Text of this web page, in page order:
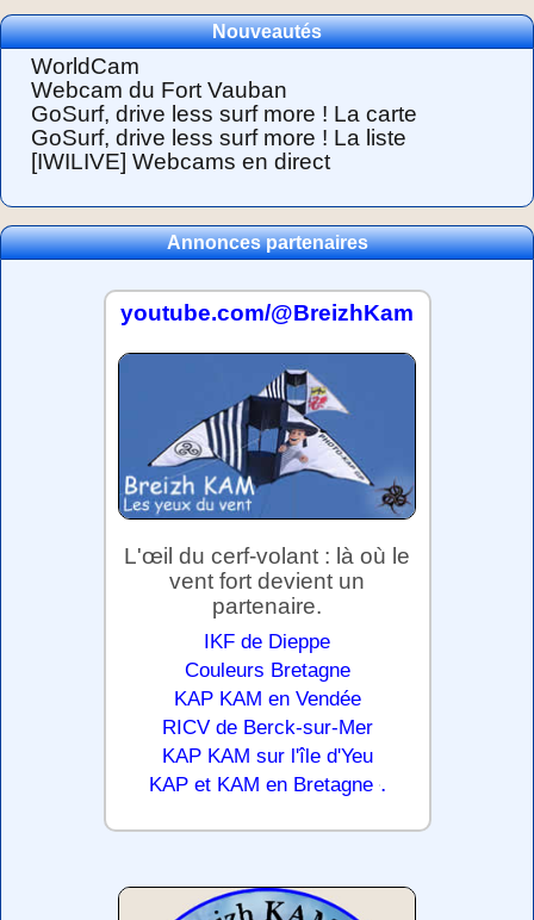
Nouveautés
WorldCam
Webcam du Fort Vauban
GoSurf, drive less surf more ! La carte
GoSurf, drive less surf more ! La liste
[IWILIVE] Webcams en direct
Annonces partenaires
youtube.com/@BreizhKam
L'œil du cerf-volant : là où le
vent fort devient un
partenaire.
IKF de Dieppe
Couleurs Bretagne
KAP KAM en Vendée
RICV de Berck-sur-Mer
KAP KAM sur l'île d'Yeu
KAP et KAM en Bretagne .